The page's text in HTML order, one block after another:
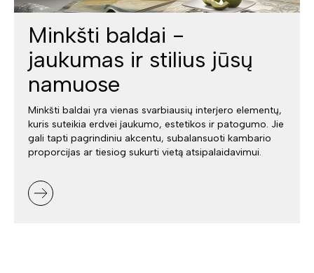
Minkšti baldai -
jaukumas ir stilius jūsų
namuose
Minkšti baldai yra vienas svarbiausių interjero elementų,
kuris suteikia erdvei jaukumo, estetikos ir patogumo. Jie
gali tapti pagrindiniu akcentu, subalansuoti kambario
proporcijas ar tiesiog sukurti vietą atsipalaidavimui.